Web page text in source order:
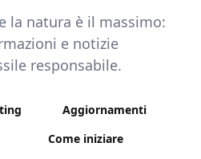
la natura è il massimo:
e notizie
responsabile.
Aggiornamenti
Come iniziare